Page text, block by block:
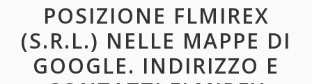
POSIZIONE FLMIREX
(S.R.L.) NELLE MAPPE DI
GOOGLE. INDIRIZZO E